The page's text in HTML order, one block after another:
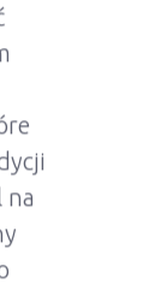
na